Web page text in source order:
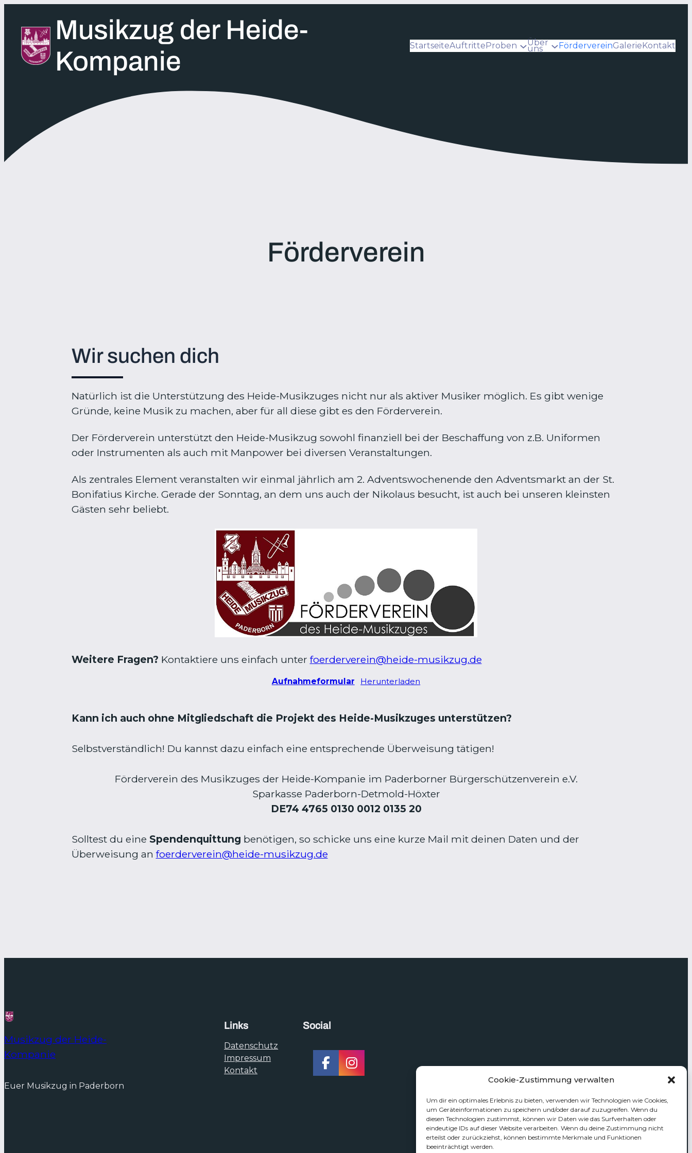
Cookie-Zustimmung verwalten
Um dir ein optimales Erlebnis zu bieten, verwenden wir Technologien wie Cookies,
um Geräteinformationen zu speichern und/oder darauf zuzugreifen. Wenn du
diesen Technologien zustimmst, können wir Daten wie das Surfverhalten oder
eindeutige IDs auf dieser Website verarbeiten. Wenn du deine Zustimmung nicht
erteilst oder zurückziehst, können bestimmte Merkmale und Funktionen
beeinträchtigt werden.
Inhalt
springen
Musikzug der Heide-
Kompanie
StartseiteAuftritteProben Über
uns FördervereinGalerieKontakt
Förderverein
Wir suchen dich
Natürlich ist die Unterstützung des Heide-Musikzuges nicht nur als aktiver Musiker möglich. Es gibt wenige
Gründe, keine Musik zu machen, aber für all diese gibt es den Förderverein.
Der Förderverein unterstützt den Heide-Musikzug sowohl finanziell bei der Beschaffung von z.B. Uniformen
oder Instrumenten als auch mit Manpower bei diversen Veranstaltungen.
Als zentrales Element veranstalten wir einmal jährlich am 2. Adventswochenende den Adventsmarkt an der St.
Bonifatius Kirche. Gerade der Sonntag, an dem uns auch der Nikolaus besucht, ist auch bei unseren kleinsten
Gästen sehr beliebt.
Weitere Fragen? Kontaktiere uns einfach unter foerderverein@heide-musikzug.de
Aufnahmeformular Herunterladen
Kann ich auch ohne Mitgliedschaft die Projekt des Heide-Musikzuges unterstützen?
Selbstverständlich! Du kannst dazu einfach eine entsprechende Überweisung tätigen!
Förderverein des Musikzuges der Heide-Kompanie im Paderborner Bürgerschützenverein e.V.
Sparkasse Paderborn-Detmold-Höxter
DE74 4765 0130 0012 0135 20
Solltest du eine Spendenquittung benötigen, so schicke uns eine kurze Mail mit deinen Daten und der
Überweisung an foerderverein@heide-musikzug.de
Musikzug der Heide-
Kompanie
Euer Musikzug in Paderborn
Links
Datenschutz
Impressum
Kontakt
Social